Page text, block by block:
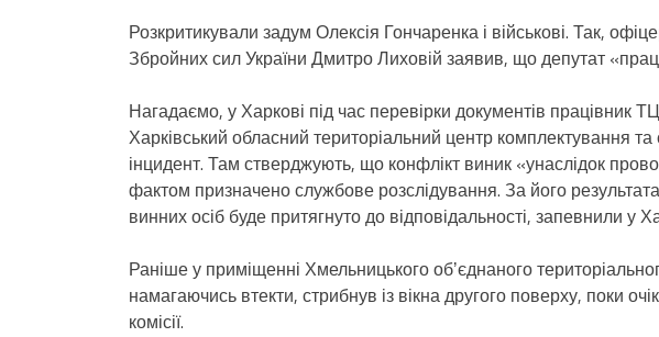
Розкритикували задум Олексія Гончаренка і військові. Так,
Збройних сил України Дмитро Лиховій заявив, що депутат
Нагадаємо, у Харкові під час перевірки документів працівник
Харківський обласний територіальний центр комплектування
інцидент. Там стверджують, що конфлікт виник «унаслідок
фактом призначено службове розслідування. За його
винних осіб буде притягнуто до відповідальності, запевнили у
Раніше у приміщенні Хмельницького обʼєднаного
намагаючись втекти, стрибнув із вікна другого поверху, поки
комісії.